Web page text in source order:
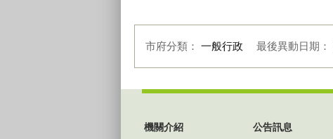
市府分類： 一般行政 最後異動日期：
機關介紹 公告訊息